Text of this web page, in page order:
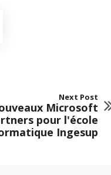
Next Post
Microsoft
pour l'école
Ingesup